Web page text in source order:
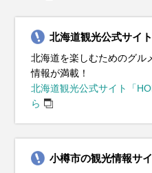
北海道観光公式サイ
北海道を楽しむためのグル
情報が満載！
北海道観光公式サイト「
ら
小樽市の観光情報サ